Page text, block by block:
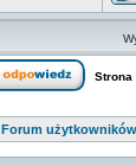
Strona
Forum użytkowników